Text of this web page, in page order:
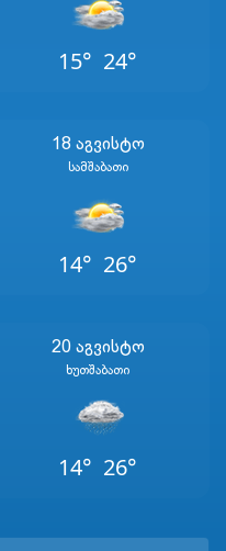
15° 24°
18 Აგვისტო
Სამშაბათი
14° 26°
20 Აგვისტო
Ხუთშაბათი
14° 26°